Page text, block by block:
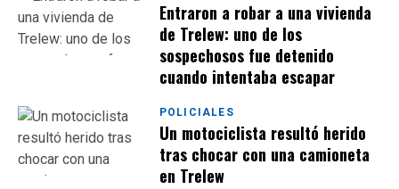
Entraron a robar a una vivienda
de Trelew: uno de los
sospechosos fue detenido
cuando intentaba escapar
POLICIALES
Un motociclista resultó herido
tras chocar con una camioneta
en Trelew